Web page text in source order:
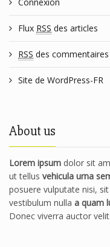
Flux RSS des articles
RSS des commentaires
Site de WordPress-FR
About us
Lorem ipsum dolor sit
ut tellus vehicula urna
posuere vulputate nisi,
vestibulum nulla a quam
Donec viverra auctor